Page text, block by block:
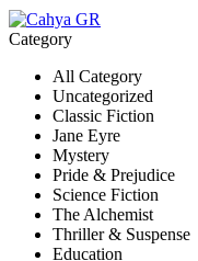
Category
All Category
Uncategorized
Classic Fiction
Jane Eyre
Mystery
Pride & Prejudice
Science Fiction
The Alchemist
Thriller & Suspense
Education